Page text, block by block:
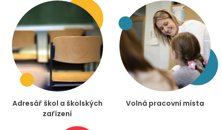
Adresář škol a školských
zařízení
Volná pracovní místa